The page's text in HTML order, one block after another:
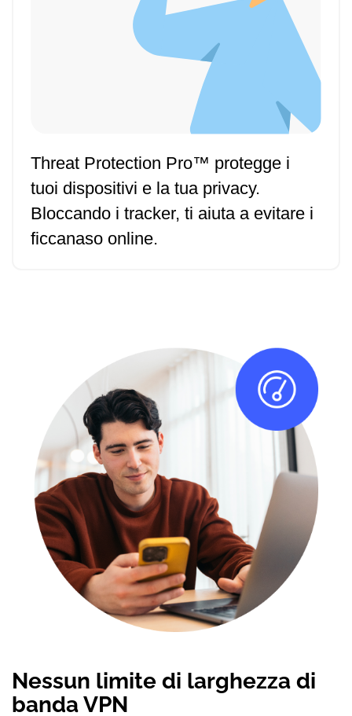
Threat Protection Pro™ protegge i
tuoi dispositivi e la tua privacy.
Bloccando i tracker, ti aiuta a evitare i
ficcanaso online.
Nessun limite di larghezza di
banda VPN